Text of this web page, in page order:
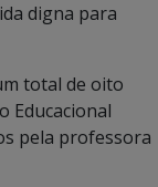
digna para
total de oito
Educacional
pela professora